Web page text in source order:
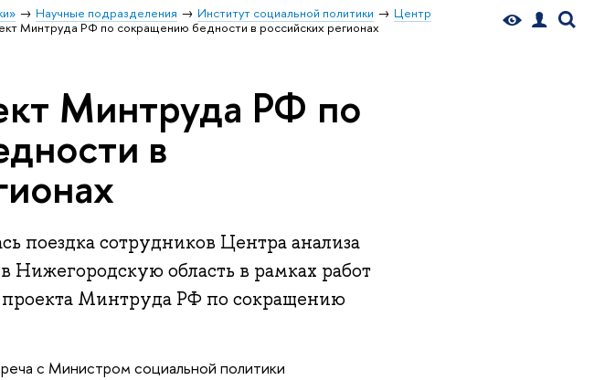
Научные подразделения Институт социальной политики
Центр
Минтруда РФ по сокращению бедности в российских регионах
Минтруда РФ по
в
поездка сотрудников Центра анализа
область в рамках работ
Минтруда РФ по сокращению
с Министром социальной политики